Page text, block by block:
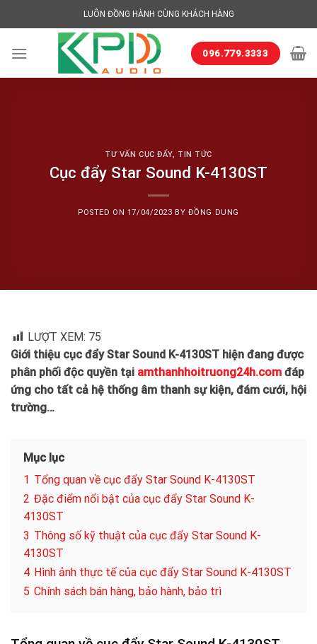
to
LUÔN ĐỒNG HÀNH CÙNG KHÁCH HÀNG
096.779.3333
TƯ VẤN CỤC ĐẨY, TIN TỨC
Cục đẩy Star Sound K-4130ST
POSTED ON 17/04/2023 BY ĐỒNG DUNG
LƯỢT XEM: 75
Giới thiệu cục đẩy Star Sound K-4130ST hiện đang được
phân phối độc quyền tại amthanhhoitruong24h.com đáp
ứng cho tất cả hệ thống âm thanh sự kiện, đám cưới, hội
trường…
Mục lục
1 Tổng quan về cục đẩy Star Sound K-4130ST
2 Đặc điểm nổi bật của cục đẩy Star Sound K-
4130ST
3 Thông số kỹ thuật của cục đẩy Star Sound K-
4130ST
4 Hình ảnh thực tế của cục đẩy Star Sound K-4130ST
5 Chính sách bán hàng, bảo hành, bảo trì